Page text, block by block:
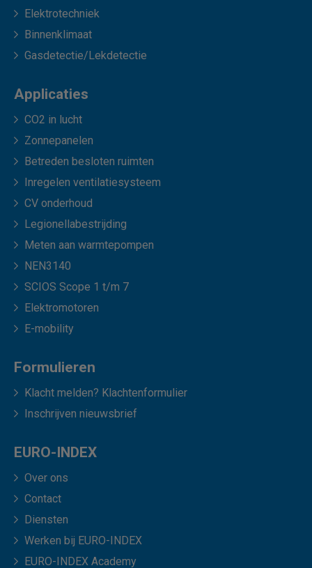
Elektrotechniek
Binnenklimaat
Gasdetectie/Lekdetectie
Applicaties
CO2 in lucht
Zonnepanelen
Betreden besloten ruimten
Inregelen ventilatiesysteem
CV onderhoud
Legionellabestrijding
Meten aan warmtepompen
NEN3140
SCIOS Scope 1 t/m 7
Elektromotoren
E-mobility
Formulieren
Klacht melden? Klachtenformulier
Inschrijven nieuwsbrief
EURO-INDEX
Over ons
Contact
Diensten
Werken bij EURO-INDEX
EURO-INDEX Academy